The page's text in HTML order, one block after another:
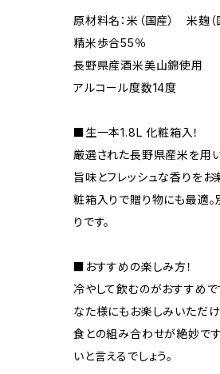
原材料名：米（国産） 米麹（
精米歩合55％
長野県産酒米美山錦使用
アルコール度数14度
■生一本1.8L 化粧箱入！
厳選された長野県産米を用
旨味とフレッシュな香りを
粧箱入りで贈り物にも最適
りです。
■おすすめの楽しみ方！
冷やして飲むのがおすすめで
なた様にもお楽しみいただ
食との組み合わせが絶妙で
いと言えるでしょう。